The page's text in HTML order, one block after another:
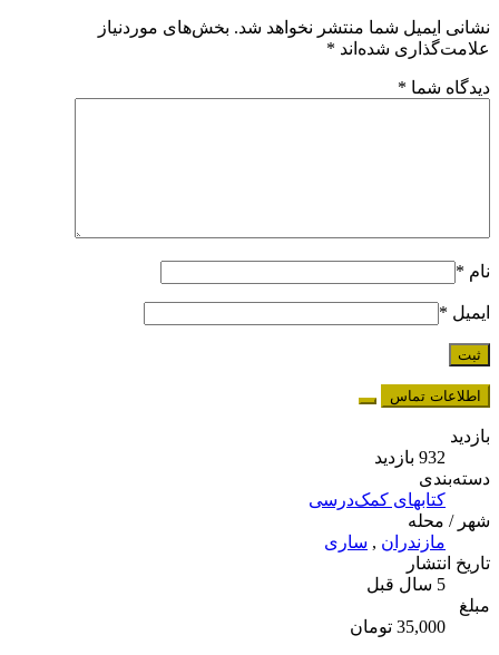
نشانی ایمیل شما منتشر نخواهد شد.بخش‌های موردنیاز
علامت‌گذاری شده‌اند *
دیدگاه شما *
نام *
ایمیل *
اطلاعات تماس
بازدید
932 بازدید
دسته‌بندی
کتابهای کمک‌درسی
شهر / محله
مازندران, ساری
تاریخ انتشار
5 سال قبل
مبلغ
35,000 تومان